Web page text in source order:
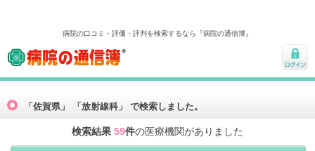
病院の口コミ・評価・評判を検索するなら『病院の通信簿』
病院の通信簿
ログ
「佐賀県」 「放射線科」 で検索しました。
検索結果 59件の医療機関がありました